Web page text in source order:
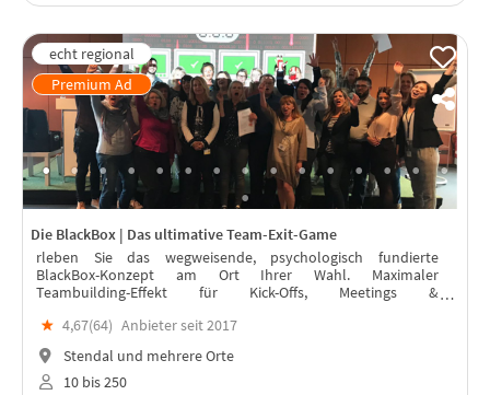
Die BlackBox | Das ultimative Team-Exit-Game
rleben Sie das wegweisende, psychologisch fundierte
BlackBox-Konzept am Ort Ihrer Wahl. Maximaler
Teambuilding-Effekt für Kick-Offs, Meetings &
vor Ort. für 10 bis 250 Personen.
★ 4,67(64) Anbieter seit 2017
Stendal und mehrere Orte
10 bis 250